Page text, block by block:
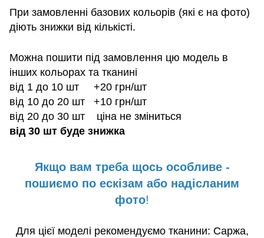
При замовленні базових кольорів (які є на фото)
діють знижки від кількісті.
Можна пошити під замовлення цю модель в
інших кольорах та тканині
від 1 до 10 шт +20 грн/шт
від 10 до 20 шт +10 грн/шт
від 20 до 30 шт ціна не зміниться
від 30 шт буде знижка
Якщо вам треба щось особливе -
пошиємо по ескізам або надісланим
фото!
Для цієї моделі рекомендуємо тканини: Саржа,